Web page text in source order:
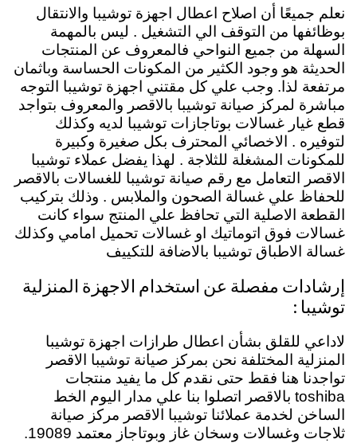
نعلم جميعًا أن اصلاح اعطال اجهزة توشيبا والانتقال
بوظائفها من التوقف الي التشغيل . ليس بالمهمة
السهلة من جميع النواحي فالمعروف عن المنتجات
الحديثة هو وجود الكثير من المكونات الحساسة وباثمان
مرتفعة لذا. وجب علي كل مقتني اجهزة توشيبا التوجه
مباشرة لمركز صيانة توشيبا بالاقصر والمعروف بتواجد
قطع غيار غسالات بوتاجازات توشيبا لديه وكذلك
لتوفيره . الاخصائي المحترف بكل صغيرة وكبيرة
للمكونات المشغلة للثلاجة . لهذا يفضل عملاء توشيبا
الاقصر التعامل مع رقم صيانة توشيبا للغسالات بالاقصر
للحفاظ علي غسالة الصحون والملابس . وذلك بتركيب
القطعة الاصلية التي تحافظ علي المنتج سواء كانت
غسالات فوق اتوماتيك او غسالات تحميل امامي وكذلك
غسالة الاطباق توشيبا بالاضافة للتكييف
إرشادات مفصلة عن استخدام الاجهزة المنزلية
توشيبا :
لاداعي للقلق بشأن اعطال طرازات اجهزة توشيبا
المنزلية المختلفة نحن بمركز صيانة توشيبا الاقصر
تواجدنا هنا فقط حتى نقدم كل ما يفيد منتجات
toshiba بالاقصر اتصلوا بنا علي مدار اليوم الخط
الساخن لخدمة عملائنا توشيبا الاقصر مركز صيانة
ثلاجات وغسالات وسخان غاز وبوتاجاز معتمد 19089.